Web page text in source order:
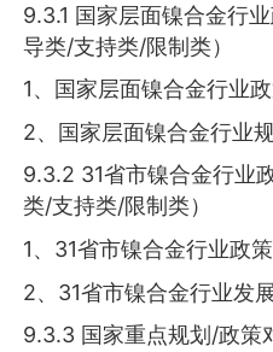
9.3.1 国家层面镍合金行
导类/支持类/限制类）
1、国家层面镍合金行业
2、国家层面镍合金行业
9.3.2 31省市镍合金行业
类/支持类/限制类）
1、31省市镍合金行业政
2、31省市镍合金行业发
9.3.3 国家重点规划/政策